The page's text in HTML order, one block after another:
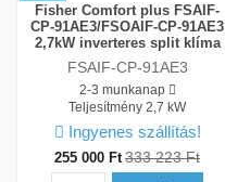
Fisher Comfort plus FSAIF-
CP-91AE3/FSOAIF-CP-91AE3
2,7kW inverteres split klíma
FSAIF-CP-91AE3
2-3 munkanap
Teljesítmény2,7 kW
Ingyenes szállítás!
255 000 Ft 333 223 Ft